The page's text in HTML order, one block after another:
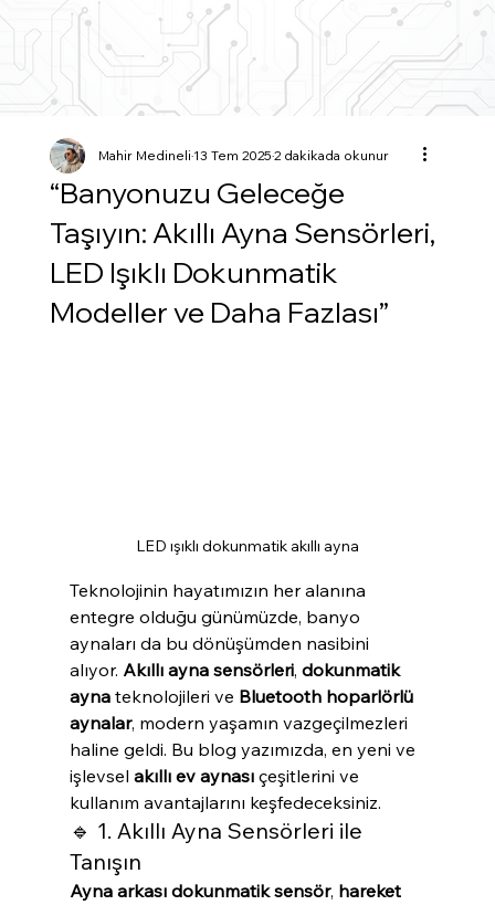
“Banyonuzu Geleceğe
Taşıyın: Akıllı Ayna Sensörleri,
LED Işıklı Dokunmatik
Modeller ve Daha Fazlası”
Mahir Medineli13 Tem 20252 dakikada okunur
LED ışıklı dokunmatik akıllı ayna
Teknolojinin hayatımızın her alanına
entegre olduğu günümüzde, banyo
aynaları da bu dönüşümden nasibini
alıyor. Akıllı ayna sensörleri, dokunmatik
ayna teknolojileri ve Bluetooth hoparlörlü
aynalar, modern yaşamın vazgeçilmezleri
haline geldi. Bu blog yazımızda, en yeni ve
işlevsel akıllı ev aynası çeşitlerini ve
kullanım avantajlarını keşfedeceksiniz.
🔹 1. Akıllı Ayna Sensörleri ile
Tanışın
Ayna arkası dokunmatik sensör, hareket